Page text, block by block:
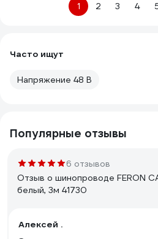
1 2 3 4
Часто ищут
Напряжение 48 В
Популярные отзывы
6 отзывов
Отзыв о шинопроводе FERON
белый, 3м 41730
Алексей .